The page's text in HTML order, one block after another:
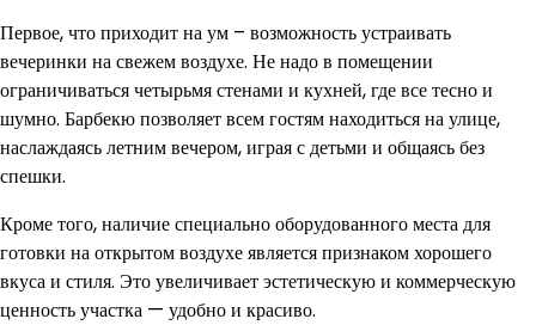
Первое, что приходит на ум – возможность устраивать
вечеринки на свежем воздухе. Не надо в помещении
ограничиваться четырьмя стенами и кухней, где все тесно и
шумно. Барбекю позволяет всем гостям находиться на улице,
наслаждаясь летним вечером, играя с детьми и общаясь без
спешки.
Кроме того, наличие специально оборудованного места для
готовки на открытом воздухе является признаком хорошего
вкуса и стиля. Это увеличивает эстетическую и коммерческую
ценность участка — удобно и красиво.